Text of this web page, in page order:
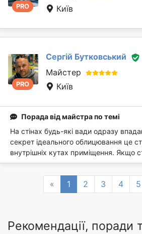
PRO
Київ
PRO
Сергій Бутковський
Майстер
Київ
Порада від майстра по темі
На стінах будь-які вади одразу
секрет ідеального облицювання це
внутрішніх кутах приміщення. Якщо
« Previous
1 2 3 4 5
Рекомендації, поради